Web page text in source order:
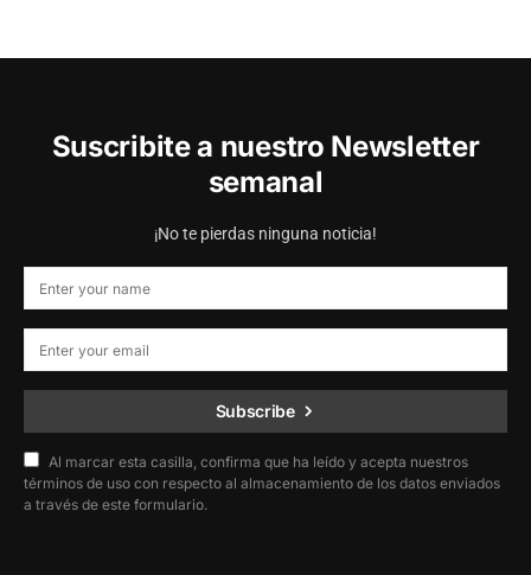
Suscribite a nuestro Newsletter
semanal
¡No te pierdas ninguna noticia!
Subscribe
Al marcar esta casilla, confirma que ha leído y acepta nuestros
términos de uso con respecto al almacenamiento de los datos enviados
a través de este formulario.